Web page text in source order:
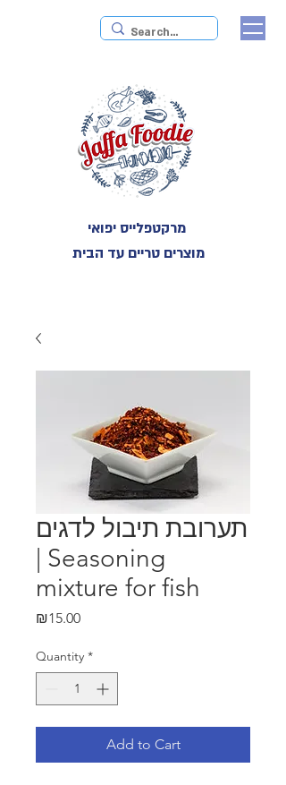
מוצרים טריים עד הבית
תערובת תיבול לדגים
| Seasoning
mixture for fish
₪15.00Price
Quantity *
Add to Cart